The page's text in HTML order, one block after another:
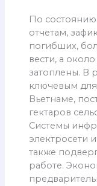
По состоянию
отчетам,
погибших,
вести, а
затоплены. В
ключевым
Вьетнаме,
гектаров
Системы
электросети
также
работе.